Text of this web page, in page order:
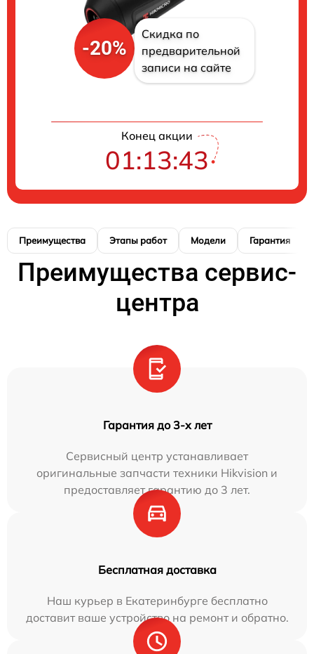
-20%
Скидка по
предварительной
записи на сайте
Конец акции
01:13:42
Преимущества Этапы работ Модели Гарантия
Преимущества сервис-
центра
Гарантия до 3-х лет
Сервисный центр устанавливает
оригинальные запчасти техники Hikvision и
предоставляет гарантию до 3 лет.
Бесплатная доставка
Наш курьер в Екатеринбурге бесплатно
доставит ваше устройство на ремонт и обратно.